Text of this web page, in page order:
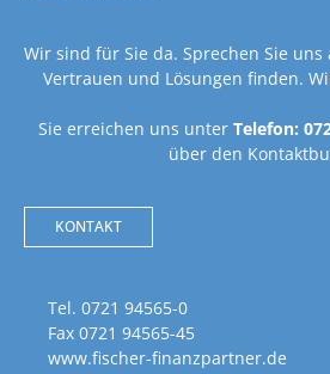
Wir sind für Sie da. Sprechen Sie
Vertrauen und Lösungen finden.
Sie erreichen uns unter Telefon:
über den
KONTAKT
Tel. 0721 94565-0
Fax 0721 94565-45
www.fischer-finanzpartner.de